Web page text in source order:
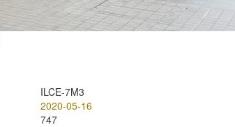
ILCE-7M3
2020-05-16
747